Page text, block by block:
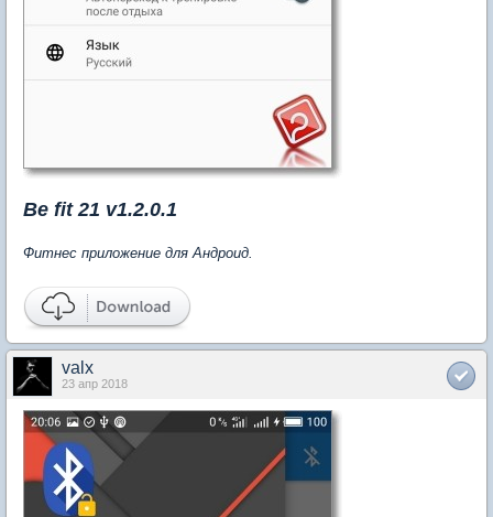
Be fit 21 v1.2.0.1
Фитнес приложение для Андроид.
valx
23 апр 2018